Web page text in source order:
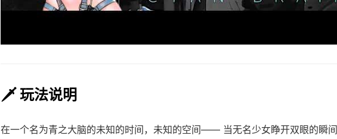
🗡️ 玩法说明
在一个名为青之大脑的未知的时间，未知的空间—— 当无名少女睁开双眼的瞬